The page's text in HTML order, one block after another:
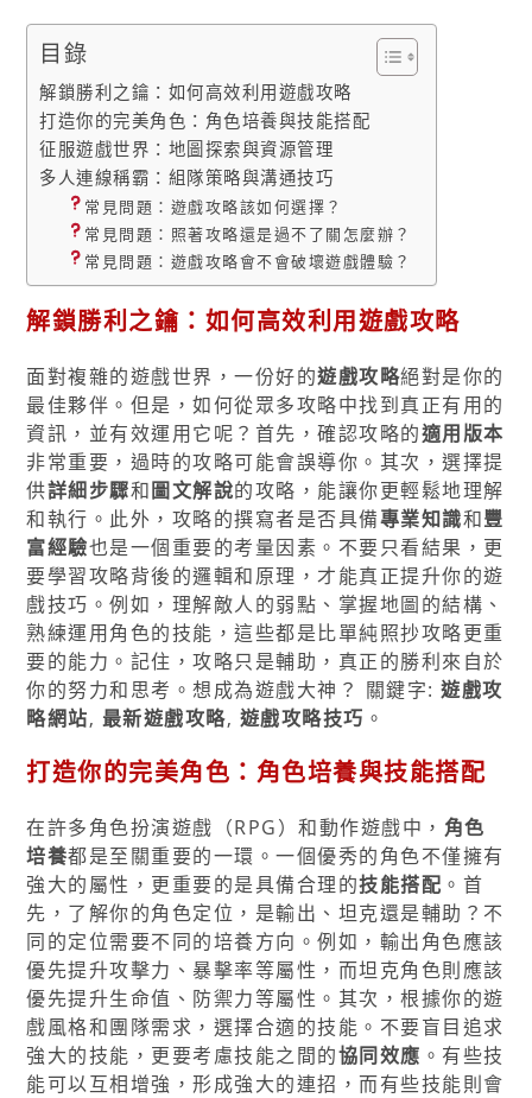
目錄
解鎖勝利之鑰：如何高效利用遊戲攻略
打造你的完美角色：角色培養與技能搭配
征服遊戲世界：地圖探索與資源管理
多人連線稱霸：組隊策略與溝通技巧
常見問題：遊戲攻略該如何選擇？
常見問題：照著攻略還是過不了關怎麼辦？
常見問題：遊戲攻略會不會破壞遊戲體驗？
解鎖勝利之鑰：如何高效利用遊戲攻略
面對複雜的遊戲世界，一份好的遊戲攻略絕對是你的
最佳夥伴。但是，如何從眾多攻略中找到真正有用的
資訊，並有效運用它呢？首先，確認攻略的適用版本
非常重要，過時的攻略可能會誤導你。其次，選擇提
供詳細步驟和圖文解說的攻略，能讓你更輕鬆地理解
和執行。此外，攻略的撰寫者是否具備專業知識和豐
富經驗也是一個重要的考量因素。不要只看結果，更
要學習攻略背後的邏輯和原理，才能真正提升你的遊
戲技巧。例如，理解敵人的弱點、掌握地圖的結構、
熟練運用角色的技能，這些都是比單純照抄攻略更重
要的能力。記住，攻略只是輔助，真正的勝利來自於
你的努力和思考。想成為遊戲大神？ 關鍵字:遊戲攻
略網站, 最新遊戲攻略, 遊戲攻略技巧 。
打造你的完美角色：角色培養與技能搭配
在許多角色扮演遊戲（RPG）和動作遊戲中， 角色
培養都是至關重要的一環。一個優秀的角色不僅擁有
強大的屬性，更重要的是具備合理的技能搭配 。首
先，了解你的角色定位，是輸出、坦克還是輔助？不
同的定位需要不同的培養方向。例如，輸出角色應該
優先提升攻擊力、暴擊率等屬性，而坦克角色則應該
優先提升生命值、防禦力等屬性。其次，根據你的遊
戲風格和團隊需求，選擇合適的技能。不要盲目追求
強大的技能，更要考慮技能之間的協同效應 。有些技
能可以互相增強，形成強大的連招，而有些技能則會